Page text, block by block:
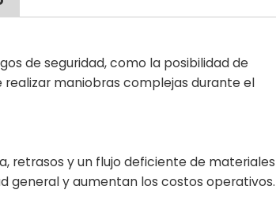
de seguridad, como la posibilidad de
realizar maniobras complejas durante el
retrasos y un flujo deficiente de materiales
general y aumentan los costos operativos.